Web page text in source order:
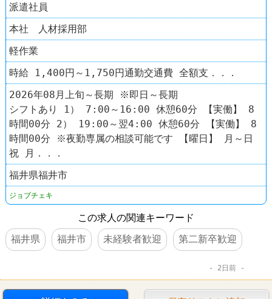
派遣社員
本社 人材採用部
軽作業
時給 1,400円～1,750円通勤交通費 全額支．．．
2026年08月上旬～長期 ※即日～長期
シフトあり 1） 7:00～16:00 休憩60分 【実働】 8
時間00分 2） 19:00～翌4:00 休憩60分 【実働】 8
時間00分 ※夜勤専属の相談可能です 【曜日】 月～日
祝 月．．．
福井県福井市
ジョブチェキ
この求人の関連キーワード
福井県
福井市 未経験者歓迎 第二新卒歓迎
2日前